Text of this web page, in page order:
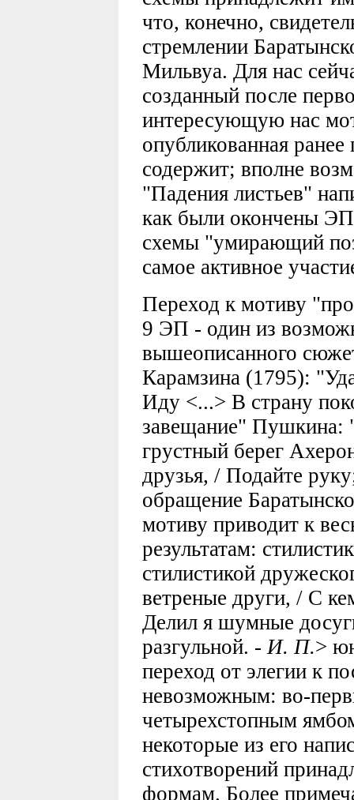
что, конечно,
стремлении
Мильвуа. Для нас
созданный после
интересующую нас
опубликованная ранее
содержит; вполне
"Падения листьев"
как были окончены
схемы "умирающий
самое активное
Переход к мотиву
9 ЭП - один из
вышеописанного
Карамзина (1795):
Иду <...> В страну
завещание" Пушкина:
грустный берег
друзья, / Подайте
обращение
мотиву приводит к
результатам:
стилистикой
ветреные други, / С
Делил я шумные
разгульной. -И. П.>
переход от элегии к
невозможным: во-
четырехстопным
некоторые из его
стихотворений
формам. Более